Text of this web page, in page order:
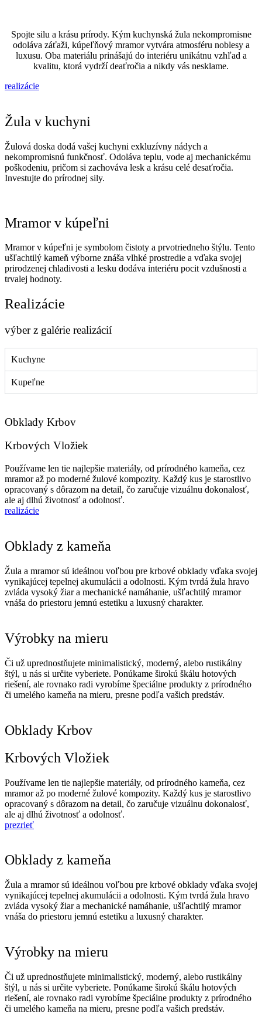
Spojte silu a krásu prírody. Kým kuchynská žula nekompromisne
odoláva záťaži, kúpeľňový mramor vytvára atmosféru noblesy a
luxusu. Oba materiálu prinášajú do interiéru unikátnu vzhľad a
kvalitu, ktorá vydrží deaťročia a nikdy vás nesklame.
realizácie
Žula v kuchyni
Žulová doska dodá vašej kuchyni exkluzívny nádych a
nekompromisnú funkčnosť. Odoláva teplu, vode aj mechanickému
poškodeniu, pričom si zachováva lesk a krásu celé desaťročia.
Investujte do prírodnej sily.
Mramor v kúpeľni
Mramor v kúpeľni je symbolom čistoty a prvotriedneho štýlu. Tento
ušľachtilý kameň výborne znáša vlhké prostredie a vďaka svojej
prirodzenej chladivosti a lesku dodáva interiéru pocit vzdušnosti a
trvalej hodnoty.
Realizácie
výber z galérie realizácií
Kuchyne
Kupeľne
Obklady Krbov
Krbových Vložiek
Používame len tie najlepšie materiály, od prírodného kameňa, cez
mramor až po moderné žulové kompozity. Každý kus je starostlivo
opracovaný s dôrazom na detail, čo zaručuje vizuálnu dokonalosť,
ale aj dlhú životnosť a odolnosť.
realizácie
Obklady z kameňa
Žula a mramor sú ideálnou voľbou pre krbové obklady vďaka svojej
vynikajúcej tepelnej akumulácii a odolnosti. Kým tvrdá žula hravo
zvláda vysoký žiar a mechanické namáhanie, ušľachtilý mramor
vnáša do priestoru jemnú estetiku a luxusný charakter.
Výrobky na mieru
Či už uprednostňujete minimalistický, moderný, alebo rustikálny
štýl, u nás si určite vyberiete. Ponúkame širokú škálu hotových
riešení, ale rovnako radi vyrobíme špeciálne produkty z prírodného
či umelého kameňa na mieru, presne podľa vašich predstáv.
Obklady Krbov
Krbových Vložiek
Používame len tie najlepšie materiály, od prírodného kameňa, cez
mramor až po moderné žulové kompozity. Každý kus je starostlivo
opracovaný s dôrazom na detail, čo zaručuje vizuálnu dokonalosť,
ale aj dlhú životnosť a odolnosť.
prezrieť
Obklady z kameňa
Žula a mramor sú ideálnou voľbou pre krbové obklady vďaka svojej
vynikajúcej tepelnej akumulácii a odolnosti. Kým tvrdá žula hravo
zvláda vysoký žiar a mechanické namáhanie, ušľachtilý mramor
vnáša do priestoru jemnú estetiku a luxusný charakter.
Výrobky na mieru
Či už uprednostňujete minimalistický, moderný, alebo rustikálny
štýl, u nás si určite vyberiete. Ponúkame širokú škálu hotových
riešení, ale rovnako radi vyrobíme špeciálne produkty z prírodného
či umelého kameňa na mieru, presne podľa vašich predstáv.